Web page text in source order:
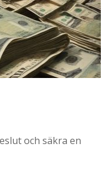
och säkra en